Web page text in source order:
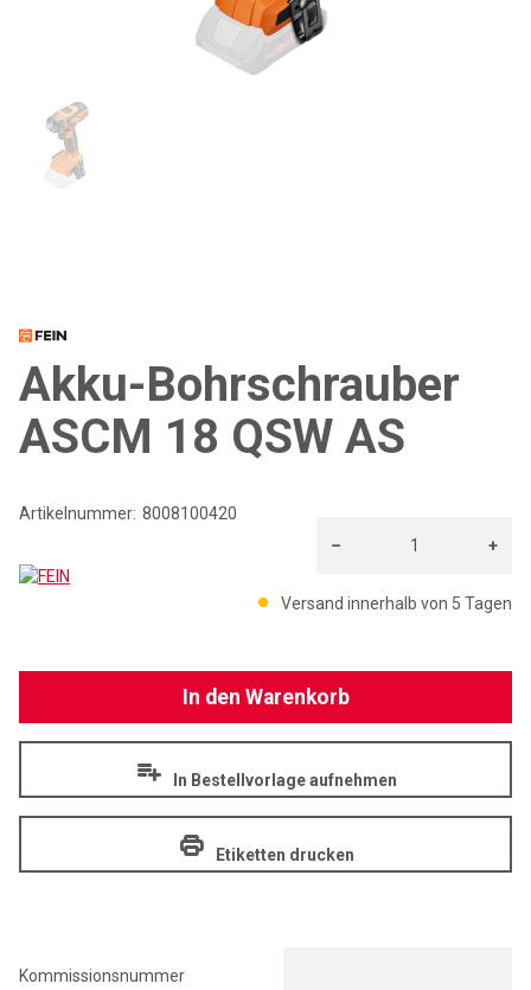
Akku-Bohrschrauber
ASCM 18 QSW AS
Artikelnummer: 8008100420
Versand innerhalb von 5 Tagen
Kommissionsnummer
– +
In den Warenkorb
In Bestellvorlage aufnehmen
Etiketten drucken